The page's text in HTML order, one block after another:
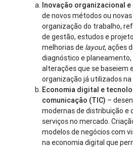
Inovação organizacional
de novos métodos ou
organização do trabalho,
de gestão, estudos e
melhorias de layout, ações
diagnóstico e planeamento,
alterações que se baseiem
organização já utilizados na
Economia digital e
comunicação (TIC) –
modernas de distribuição e
serviços no mercado.
modelos de negócios com
na economia digital que